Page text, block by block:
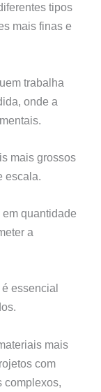
tipos
mais finas e
trabalha
onde a
mais grossos
escala.
quantidade
a
essencial
mais
com